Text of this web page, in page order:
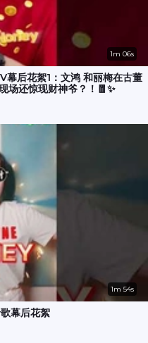
1m 06s
后花絮1：文鸿 和丽梅在古董
场还惊现财神爷？！🧧✨
1m 54s
幕后花絮